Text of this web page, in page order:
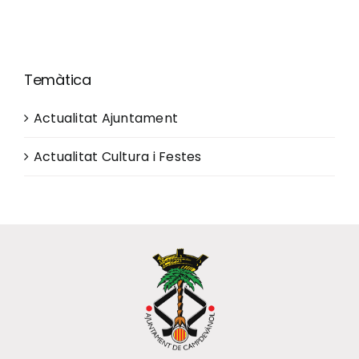
Temàtica
Actualitat Ajuntament
Actualitat Cultura i Festes